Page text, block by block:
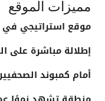
مميزات الموقع
موقع استراتيجي في
إطلالة مباشرة على
أمام كمبوند